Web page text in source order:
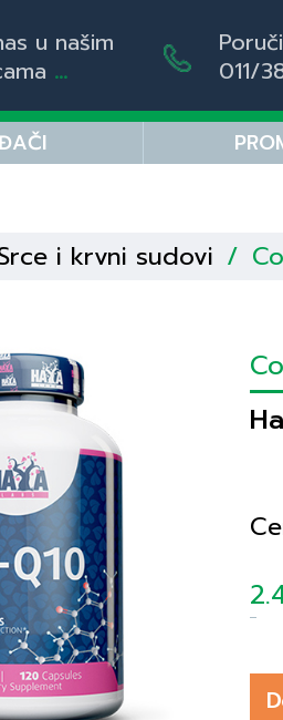
u našim
...
011/
i krvni sudovi /